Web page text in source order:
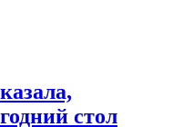
стол